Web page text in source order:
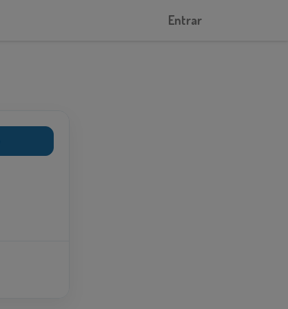
Entrar